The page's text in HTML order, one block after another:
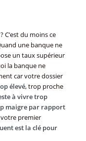
C’est du moins ce
une banque ne
un taux supérieur
la banque ne
car votre dossier
élevé, trop proche
à vivre trop
maigre par rapport
votre premier
est la clé pour